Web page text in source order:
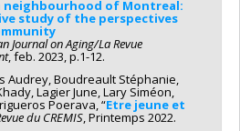
neighbourhood of Montreal:
study of the perspectives
Journal on Aging/La Revue
, feb. 2023, p.1-12.
Audrey, Boudreault Stéphanie,
Lagier June, Lary Siméon,
Poerava, “Etre jeune et
du CREMIS, Printemps 2022.